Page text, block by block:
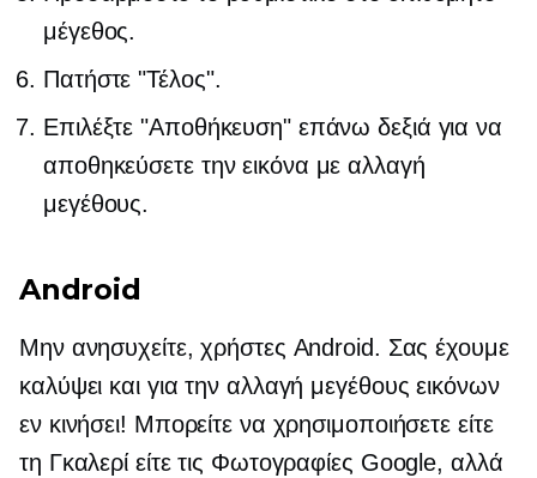
μέγεθος.
Πατήστε "Τέλος".
Επιλέξτε "Αποθήκευση" επάνω δεξιά για να
αποθηκεύσετε την εικόνα με αλλαγή
μεγέθους.
Android
Μην ανησυχείτε, χρήστες Android. Σας έχουμε
καλύψει και για την αλλαγή μεγέθους εικόνων
εν κινήσει! Μπορείτε να χρησιμοποιήσετε είτε
τη Γκαλερί είτε τις Φωτογραφίες Google, αλλά